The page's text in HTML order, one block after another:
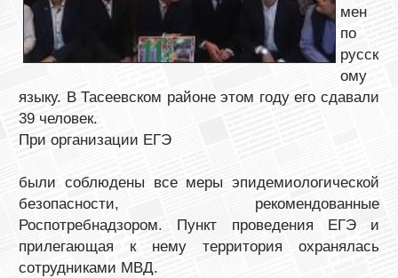
мен
по
русск
ому
языку. В Тасеевском районе этом году его сдавали
39 человек.
При организации ЕГЭ
были соблюдены все меры эпидемиологической
безопасности, рекомендованные
Роспотребнадзором. Пункт проведения ЕГЭ и
прилегающая к нему территория охранялась
сотрудниками МВД.